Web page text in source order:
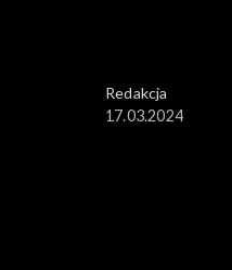
Redakcja
17.03.2024